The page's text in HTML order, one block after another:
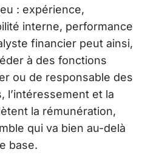
: expérience,
interne, performance
financier peut ainsi,
à des fonctions
ou de responsable des
l’intéressement et la
la rémunération,
qui va bien au-delà
base.